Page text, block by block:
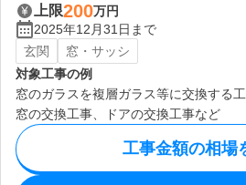
上限200万円
2025年12月31日まで
玄関
窓・サッシ
対象工事の例
窓のガラスを複層ガラス等に交換する
窓の交換工事、ドアの交換工事など
工事金額の相場